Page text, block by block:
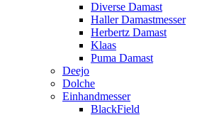
Diverse Damast
Haller Damastmesser
Herbertz Damast
Klaas
Puma Damast
Deejo
Dolche
Einhandmesser
BlackField